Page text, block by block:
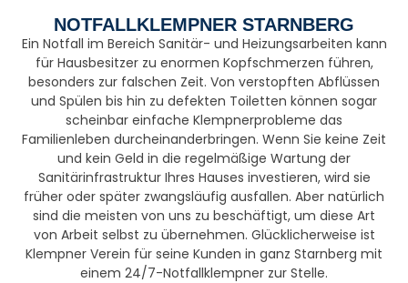
NOTFALLKLEMPNER STARNBERG
Ein Notfall im Bereich Sanitär- und Heizungsarbeiten kann
für Hausbesitzer zu enormen Kopfschmerzen führen,
besonders zur falschen Zeit. Von verstopften Abflüssen
und Spülen bis hin zu defekten Toiletten können sogar
scheinbar einfache Klempnerprobleme das
Familienleben durcheinanderbringen. Wenn Sie keine Zeit
und kein Geld in die regelmäßige Wartung der
Sanitärinfrastruktur Ihres Hauses investieren, wird sie
früher oder später zwangsläufig ausfallen. Aber natürlich
sind die meisten von uns zu beschäftigt, um diese Art
von Arbeit selbst zu übernehmen. Glücklicherweise ist
Klempner Verein für seine Kunden in ganz Starnberg mit
einem 24/7-Notfallklempner zur Stelle.